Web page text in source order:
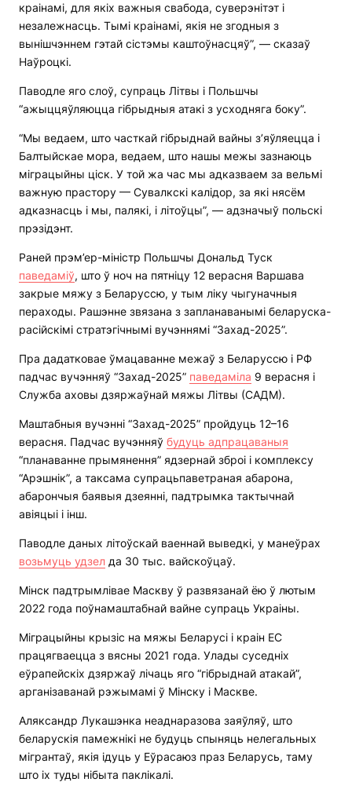
краінамі, для якіх важныя свабода, суверэнітэт і
незалежнасць. Тымі краінамі, якія не згодныя з
вынішчэннем гэтай сістэмы каштоўнасцяў”, — сказаў
Наўроцкі.
Паводле яго слоў, супраць Літвы і Польшчы
“ажыццяўляюцца гібрыдныя атакі з усходняга боку”.
“Мы ведаем, што часткай гібрыднай вайны з’яўляецца і
Балтыйскае мора, ведаем, што нашы межы зазнаюць
міграцыйны ціск. У той жа час мы адказваем за вельмі
важную прастору — Сувалкскі калідор, за які нясём
адказнасць і мы, палякі, і літоўцы”, — адзначыў польскі
прэзідэнт.
Раней прэм’ер-міністр Польшчы Дональд Туск
паведаміў, што ў ноч на пятніцу 12 верасня Варшава
закрые мяжу з Беларуссю, у тым ліку чыгуначныя
пераходы. Рашэнне звязана з запланаванымі беларуска-
расійскімі стратэгічнымі вучэннямі “Захад-2025”.
Пра дадатковае ўмацаванне межаў з Беларуссю і РФ
падчас вучэнняў “Захад-2025” паведаміла 9 верасня і
Служба аховы дзяржаўнай мяжы Літвы (САДМ).
Маштабныя вучэнні “Захад-2025” пройдуць 12–16
верасня. Падчас вучэнняў будуць адпрацаваныя
“планаванне прымянення” ядзернай зброі і комплексу
“Арэшнік”, а таксама супрацьпаветраная абарона,
абарончыя баявыя дзеянні, падтрымка тактычнай
авіяцыі і інш.
Паводле даных літоўскай ваеннай выведкі, у манеўрах
возьмуць удзел да 30 тыс. вайскоўцаў.
Мінск падтрымлівае Маскву ў развязанай ёю ў лютым
2022 года поўнамаштабнай вайне супраць Украіны.
Міграцыйны крызіс на мяжы Беларусі і краін ЕС
працягваецца з вясны 2021 года. Улады суседніх
еўрапейскіх дзяржаў лічаць яго “гібрыднай атакай”,
арганізаванай рэжымамі ў Мінску і Маскве.
Аляксандр Лукашэнка неаднаразова заяўляў, што
беларускія памежнікі не будуць спыняць нелегальных
мігрантаў, якія ідуць у Еўрасаюз праз Беларусь, таму
што іх туды нібыта паклікалі.